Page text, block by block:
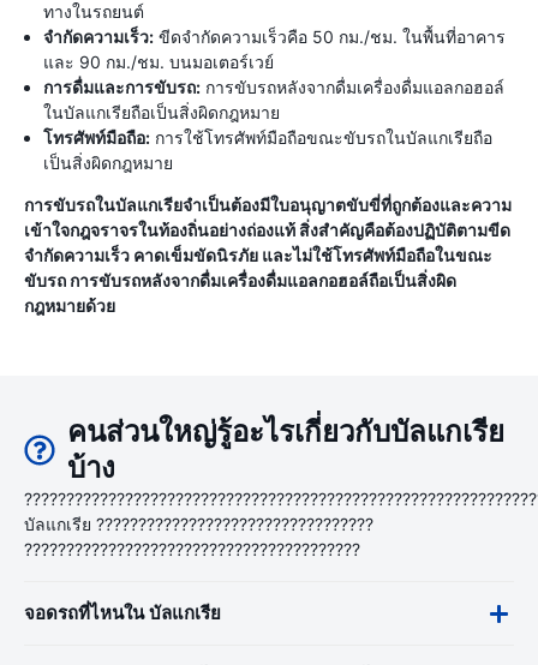
ทางในรถยนต์
จำกัดความเร็ว: ขีดจำกัดความเร็วคือ 50 กม./ชม. ในพื้นที่อาคาร
และ 90 กม./ชม. บนมอเตอร์เวย์
การดื่มและการขับรถ: การขับรถหลังจากดื่มเครื่องดื่มแอลกอฮอล์
ในบัลแกเรียถือเป็นสิ่งผิดกฎหมาย
โทรศัพท์มือถือ: การใช้โทรศัพท์มือถือขณะขับรถในบัลแกเรียถือ
เป็นสิ่งผิดกฎหมาย
การขับรถในบัลแกเรียจำเป็นต้องมีใบอนุญาตขับขี่ที่ถูกต้องและความ
เข้าใจกฎจราจรในท้องถิ่นอย่างถ่องแท้ สิ่งสำคัญคือต้องปฏิบัติตามขีด
จำกัดความเร็ว คาดเข็มขัดนิรภัย และไม่ใช้โทรศัพท์มือถือในขณะ
ขับรถ การขับรถหลังจากดื่มเครื่องดื่มแอลกอฮอล์ถือเป็นสิ่งผิด
กฎหมายด้วย
คนส่วนใหญ่รู้อะไรเกี่ยวกับบัลแกเรีย
บ้าง
บัลแกเรีย ?????????????????????????????????
????????????????????????????????????????
จอดรถที่ไหนใน บัลแกเรีย